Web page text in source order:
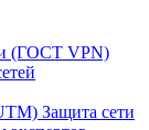
(ГОСТ VPN)
Защита сети